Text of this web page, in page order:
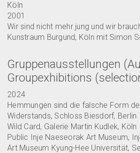
Köln
2001
Wir sind nicht mehr jung und wir
Kunstraum Burgund, Köln mit Simon
Gruppenausstellungen
Groupexhibitions
2024
Hemmungen sind die falsche Form
Widerstands, Schloss Biesdorf, Berlin
Wild Card, Galerie Martin Kudlek, Köln
Public Inje Naeseorak Art Museum,
Art Museum Kyung-Hee Universität,